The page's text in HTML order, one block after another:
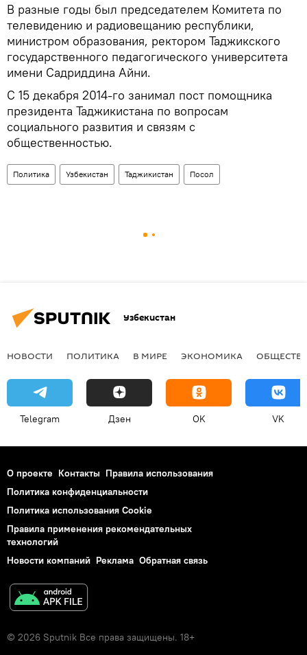
В разные годы был председателем Комитета по
телевидению и радиовещанию республики,
министром образования, ректором Таджикского
государственного педагогического университета
имени Садриддина Айни.
С 15 декабря 2014-го занимал пост помощника
президента Таджикистана по вопросам
социального развития и связям с
общественностью.
Политика Узбекистан Таджикистан Посол
Узбекистан
НОВОСТИ ПОЛИТИКА В МИРЕ ЭКОНОМИКА
Telegram Дзен OK VK
О проекте Контакты Правила использования
Политика конфиденциальности
Политика использования Cookie
Правила применения рекомендательных
технологий
Новости компаний Реклама Обратная связь
© 2026 Sputnik Все права защищены. 18+